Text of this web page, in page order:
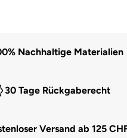
Nachhaltige Materialien
30 Tage Rückgaberecht
Versand ab 125